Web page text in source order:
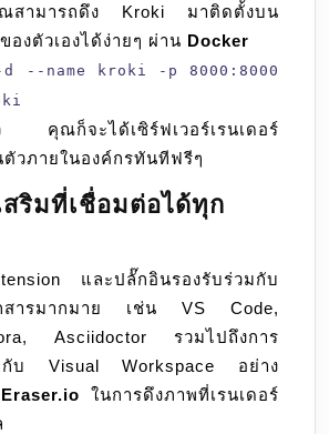
ามารถดึง Kroki มาติดตั้งบน
องตัวเองได้ง่ายๆ ผ่าน Docker
--name kroki -p 8000:8000
ว คุณก็จะได้เซิร์ฟเวอร์เรนเดอร์
วภายในองค์กรทันทีฟรีๆ
ริมที่เชื่อมต่อได้ทุก
และปลั๊กอินรองรับร่วมกับ
กสารมากมาย เช่น VS Code,
Asciidoctor รวมไปถึงการ
กับ Visual Workspace อย่าง
Eraser.io ในการดึงภาพที่เรนเดอร์